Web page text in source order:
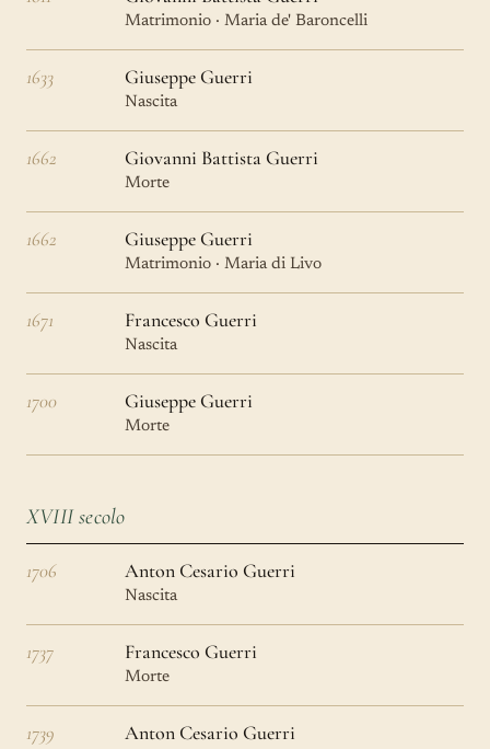
Matrimonio · Maria de' Baroncelli
1633 Giuseppe Guerri
Nascita
1662 Giovanni Battista Guerri
Morte
1662 Giuseppe Guerri
Matrimonio · Maria di Livo
1671 Francesco Guerri
Nascita
1700 Giuseppe Guerri
Morte
XVIII secolo
1706 Anton Cesario Guerri
Nascita
1737 Francesco Guerri
Morte
1739 Anton Cesario Guerri